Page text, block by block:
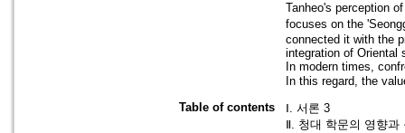
Tanheo's perception
focuses on the
connected it with the
integration of Oriental
In modern times,
In this regard, the
Table of contents
Ⅰ. 서론 3
Ⅱ. 청대 학문의 영향과